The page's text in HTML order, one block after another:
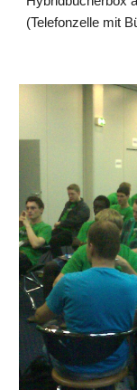
(Telefonzelle mit